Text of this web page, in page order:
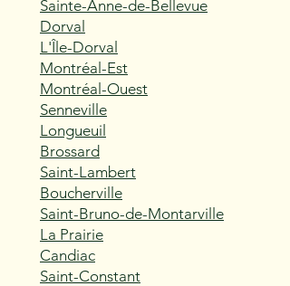
Sainte-Anne-de-Bellevue
Dorval
L'Île-Dorval
Montréal-Est
Montréal-Ouest
Senneville
Longueuil
Brossard
Saint-Lambert
Boucherville
Saint-Bruno-de-Montarville
La Prairie
Candiac
Saint-Constant